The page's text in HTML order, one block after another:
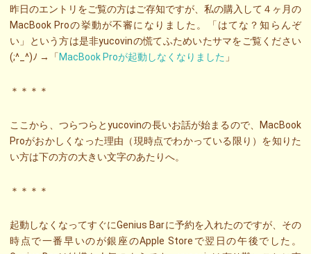
昨日のエントリをご覧の方はご存知ですが、私の購入して４ヶ月の
MacBook Proの挙動が不審になりました。「はてな？知らんぞ
い」という方は是非yucovinの慌てふためいたサマをご覧ください
(;^_^)ﾉ →「 MacBook Proが起動しなくなりました 」
＊＊＊＊
ここから、つらつらとyucovinの長いお話が始まるので、MacBook
Proがおかしくなった理由（現時点でわかっている限り）を知りた
い方は下の方の大きい文字のあたりへ。
＊＊＊＊
起動しなくなってすぐにGenius Barに予約を入れたのですが、その
時点で一番早いのが銀座のApple Storeで翌日の午後でした。